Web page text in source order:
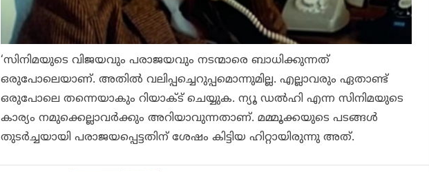
‘സിനിമയുടെ വിജയവും പരാജയവും നടന്മാരെ ബാധിക്കുന്നത്
ഒരുപോലെയാണ്. അതില്‍ വലിപ്പച്ചെറുപ്പമൊന്നുമില്ല. എല്ലാവരും ഏതാണ്ട്
ഒരുപോലെ തന്നെയാകും റിയാക്ട് ചെയ്യുക. ന്യൂ ഡല്‍ഹി എന്ന സിനിമയുടെ
കാര്യം നമുക്കെല്ലാവര്‍ക്കും അറിയാവുന്നതാണ്. മമ്മൂക്കയുടെ പടങ്ങള്‍
തുടര്‍ച്ചയായി പരാജയപ്പെട്ടതിന് ശേഷം കിട്ടിയ ഹിറ്റായിരുന്നു അത്.